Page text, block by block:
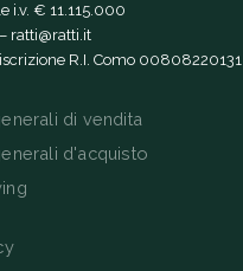
i.v. € 11.115.000
– ratti@ratti.it
iscrizione R.I. Como 00808220131
di vendita
d'acquisto